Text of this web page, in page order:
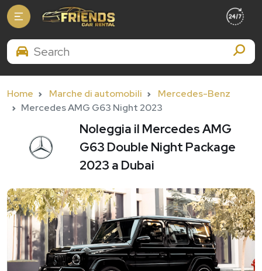
Search Brands
Home Marche di automobili
Mercedes-Benz
Mercedes AMG G63 Night 2023
Noleggia il Mercedes AMG
G63 Double Night Package
2023 a Dubai